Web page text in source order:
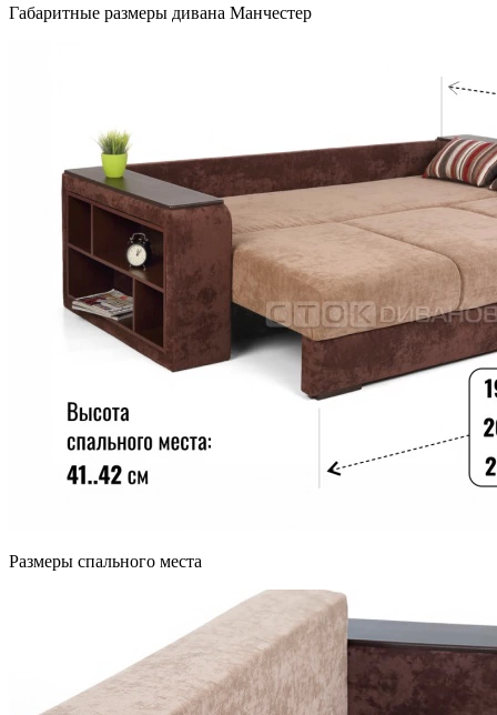
Габаритные размеры дивана Манчестер
Размеры спального места